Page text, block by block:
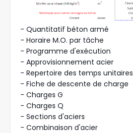
- Quantitatif béton armé
- Horaire M.O. par tâche
- Programme d'exécution
- Approvisionnement acier
- Repertoire des temps unitaires
- Fiche de descente de charge
- Charges G
- Charges Q
- Sections d'aciers
- Combinaison d'acier